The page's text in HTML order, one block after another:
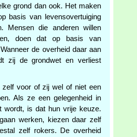
grond dan ook. Het maken
basis van levensovertuiging
Mensen die anderen willen
doen dat op basis van
de overheid daar aan
zij de grondwet en verliest
zelf voor of zij wel of niet een
Als ze een gelegenheid in
wordt, is dat hun vrije keuze.
werken, kiezen daar zelf
zelf rokers. De overheid